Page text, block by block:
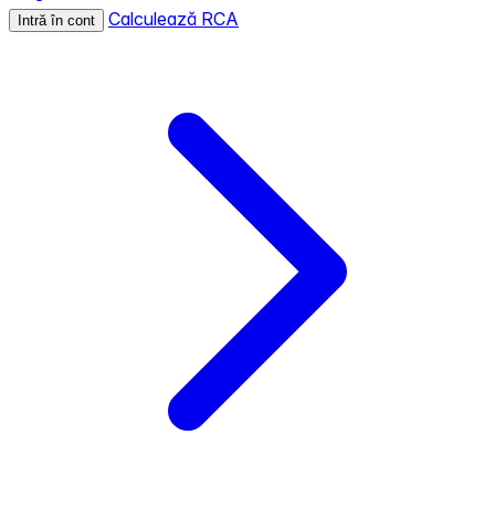
Intră în cont Calculează RCA